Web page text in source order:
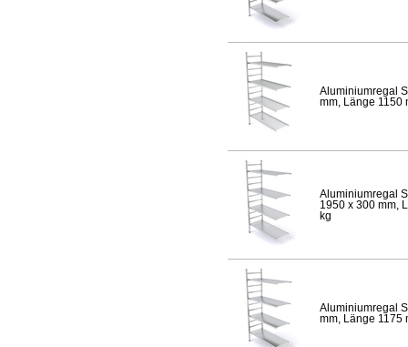
Aluminiumregal
mm, Länge 1150
Aluminiumregal
1950 x 300 mm,
kg
Aluminiumregal
mm, Länge 1175